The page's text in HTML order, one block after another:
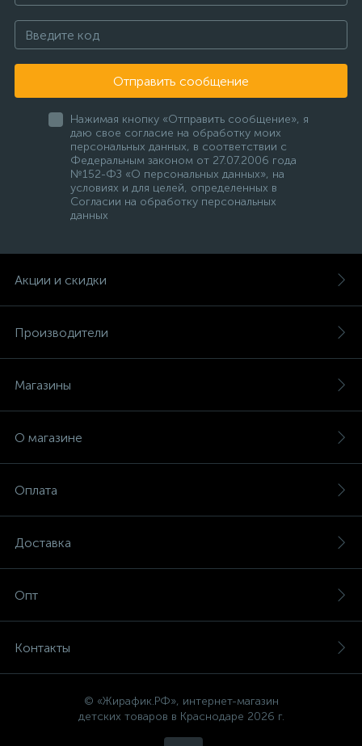
Отправить сообщение
Нажимая кнопку «Отправить сообщение», я
даю свое согласие на обработку моих
персональных данных, в соответствии с
Федеральным законом от 27.07.2006 года
№152-ФЗ «О персональных данных», на
условиях и для целей, определенных в
Согласии на обработку персональных
данных
Акции и скидки
Производители
Магазины
О магазине
Оплата
Доставка
Опт
Контакты
© «Жирафик.РФ», интернет-магазин
детских товаров в Краснодаре 2026 г.